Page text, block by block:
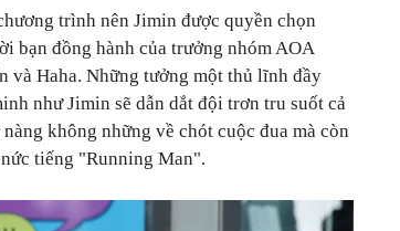
trình nên Jimin được quyền chọn
bạn đồng hành của trưởng nhóm AOA
và Haha. Những tưởng một thủ lĩnh đầy
như Jimin sẽ dẫn dắt đội trơn tru suốt cả
không những về chót cuộc đua mà còn
tiếng "Running Man".